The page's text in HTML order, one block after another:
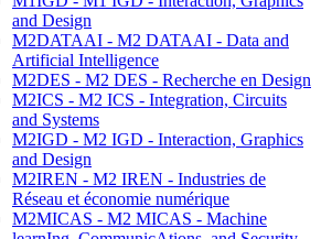
and Design
M2DATAAI - M2 DATAAI - Data and
Artificial Intelligence
M2DES - M2 DES - Recherche en Design
M2ICS - M2 ICS - Integration, Circuits
and Systems
M2IGD - M2 IGD - Interaction, Graphics
and Design
M2IREN - M2 IREN - Industries de
Réseau et économie numérique
M2MICAS - M2 MICAS - Machine